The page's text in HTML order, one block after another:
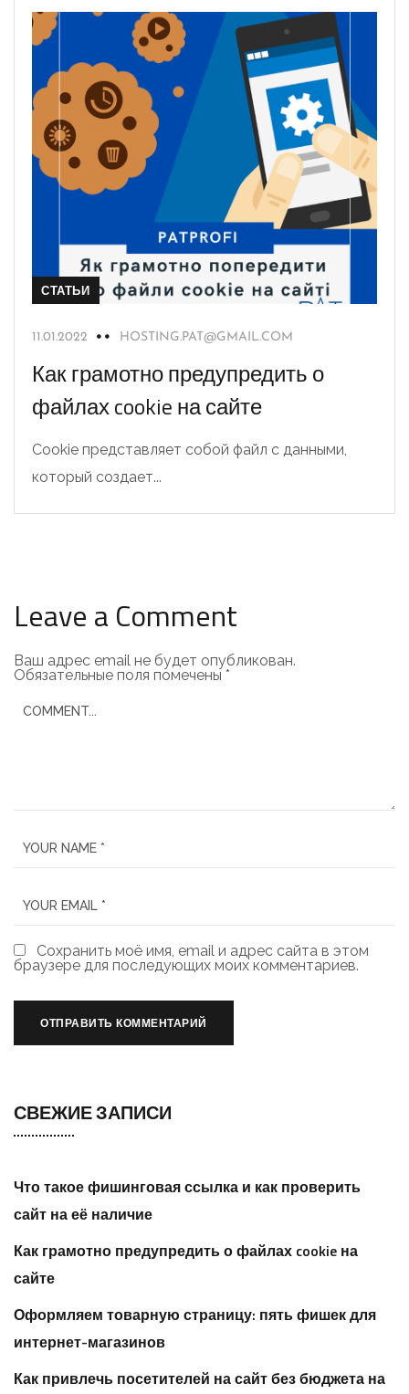
СТАТЬИ
11.01.2022 HOSTING.PAT@GMAIL.COM
Как грамотно предупредить о
файлах cookie на сайте
Cookie представляет собой файл с данными,
который создает...
Leave a Comment
Ваш адрес email не будет опубликован.
Обязательные поля помечены *
Сохранить моё имя, email и адрес сайта в этом
браузере для последующих моих комментариев.
СВЕЖИЕ ЗАПИСИ
Что такое фишинговая ссылка и как проверить
сайт на её наличие
Как грамотно предупредить о файлах cookie на
сайте
Оформляем товарную страницу: пять фишек для
интернет-магазинов
Как привлечь посетителей на сайт без бюджета на